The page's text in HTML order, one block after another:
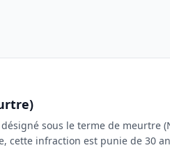
sous le terme de meurtre
cette infraction est punie de 30